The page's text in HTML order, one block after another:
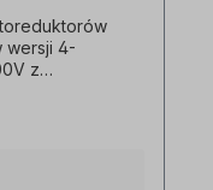
wersji 4-
z
z
do zmian